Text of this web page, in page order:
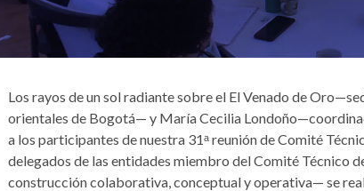
Los rayos de un sol radiante sobre el El Venado de
orientales de Bogotá— y María Cecilia
a los participantes de nuestra 31ᵃ reunión de Comité
delegados de las entidades miembro del Comité Técnico
construcción colaborativa, conceptual y operativa— se